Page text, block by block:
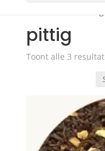
pittig
Toont alle 3